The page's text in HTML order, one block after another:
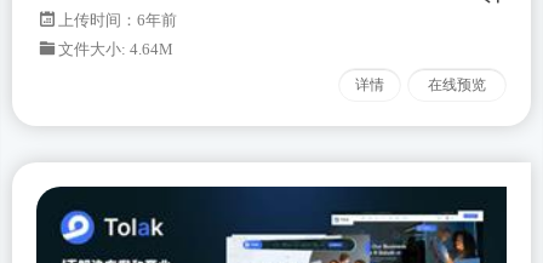
上传时间：6年前
文件大小: 4.64M
详情 在线预览